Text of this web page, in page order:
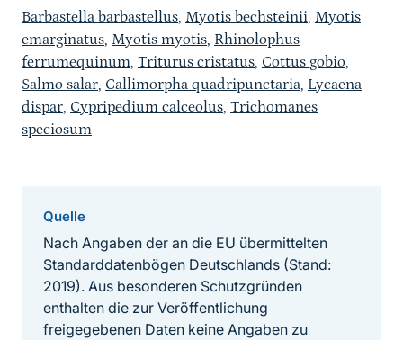
Barbastella barbastellus, Myotis bechsteinii, Myotis
emarginatus, Myotis myotis, Rhinolophus
ferrumequinum, Triturus cristatus, Cottus gobio,
Salmo salar, Callimorpha quadripunctaria, Lycaena
dispar, Cypripedium calceolus, Trichomanes
speciosum
Quelle
Nach Angaben der an die EU übermittelten
Standarddatenbögen Deutschlands (Stand:
2019). Aus besonderen Schutzgründen
enthalten die zur Veröffentlichung
freigegebenen Daten keine Angaben zu